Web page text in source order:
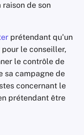
de son
prétendant qu'un
le conseiller,
le contrôle de
sa campagne de
concernant le
prétendant être